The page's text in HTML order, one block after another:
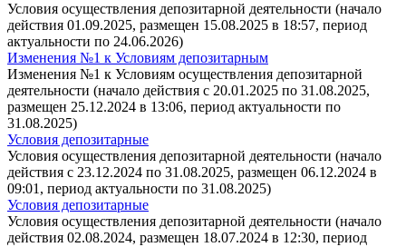
Условия осуществления депозитарной деятельности (начало
действия 01.09.2025, размещен 15.08.2025 в 18:57, период
актуальности по 24.06.2026)
Изменения №1 к Условиям депозитарным
Изменения №1 к Условиям осуществления депозитарной
деятельности (начало действия с 20.01.2025 по 31.08.2025,
размещен 25.12.2024 в 13:06, период актуальности по
31.08.2025)
Условия депозитарные
Условия осуществления депозитарной деятельности (начало
действия с 23.12.2024 по 31.08.2025, размещен 06.12.2024 в
09:01, период актуальности по 31.08.2025)
Условия депозитарные
Условия осуществления депозитарной деятельности (начало
действия 02.08.2024, размещен 18.07.2024 в 12:30, период